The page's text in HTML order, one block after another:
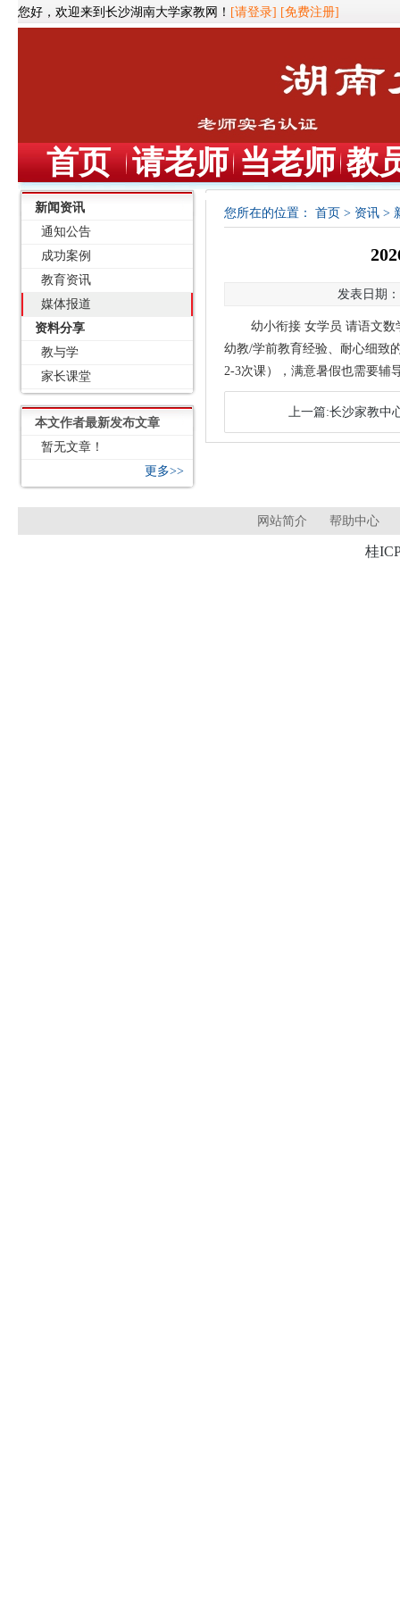
您好，欢迎来到长沙湖南大学家教网！ [请登录] [免费注册]
首页 请老师 当老师 教
新闻资讯
通知公告
成功案例
教育资讯
媒体报道
资料分享
教与学
家长课堂
本文作者最新发布文章
暂无文章！
更多>>
您所在的位置： 首页 > 资讯 >
发表日期
幼小衔接 女学员 请语文
幼教/学前教育经验、耐心细致
2-3次课），满意暑假也需要辅
上一篇:长沙家教中
网站简介 帮助中心
桂